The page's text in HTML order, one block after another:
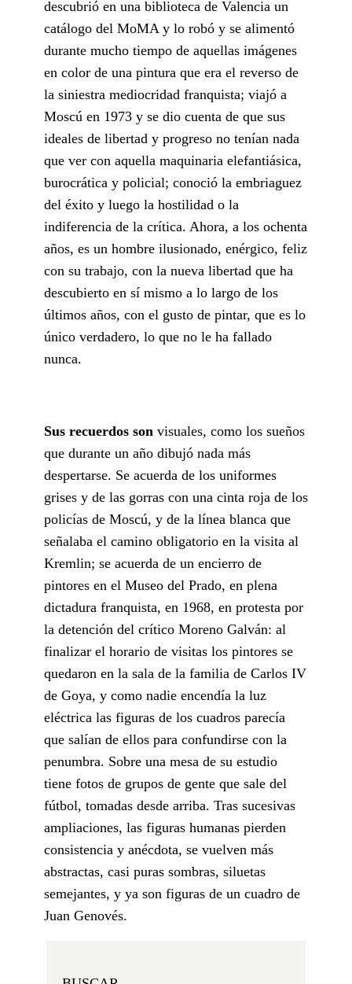
descubrió en una biblioteca de Valencia un
catálogo del MoMA y lo robó y se alimentó
durante mucho tiempo de aquellas imágenes
en color de una pintura que era el reverso de
la siniestra mediocridad franquista; viajó a
Moscú en 1973 y se dio cuenta de que sus
ideales de libertad y progreso no tenían nada
que ver con aquella maquinaria elefantiásica,
burocrática y policial; conoció la embriaguez
del éxito y luego la hostilidad o la
indiferencia de la crítica. Ahora, a los ochenta
años, es un hombre ilusionado, enérgico, feliz
con su trabajo, con la nueva libertad que ha
descubierto en sí mismo a lo largo de los
últimos años, con el gusto de pintar, que es lo
único verdadero, lo que no le ha fallado
nunca.
Sus recuerdos son visuales, como los sueños
que durante un año dibujó nada más
despertarse. Se acuerda de los uniformes
grises y de las gorras con una cinta roja de los
policías de Moscú, y de la línea blanca que
señalaba el camino obligatorio en la visita al
Kremlin; se acuerda de un encierro de
pintores en el Museo del Prado, en plena
dictadura franquista, en 1968, en protesta por
la detención del crítico Moreno Galván: al
finalizar el horario de visitas los pintores se
quedaron en la sala de la familia de Carlos IV
de Goya, y como nadie encendía la luz
eléctrica las figuras de los cuadros parecía
que salían de ellos para confundirse con la
penumbra. Sobre una mesa de su estudio
tiene fotos de grupos de gente que sale del
fútbol, tomadas desde arriba. Tras sucesivas
ampliaciones, las figuras humanas pierden
consistencia y anécdota, se vuelven más
abstractas, casi puras sombras, siluetas
semejantes, y ya son figuras de un cuadro de
Juan Genovés.